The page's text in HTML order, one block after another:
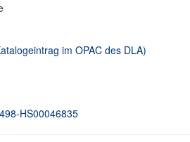
im OPAC des DLA)
HS00046835